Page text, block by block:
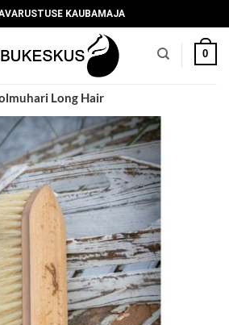
KAUBAMAJA
0
Long Hair